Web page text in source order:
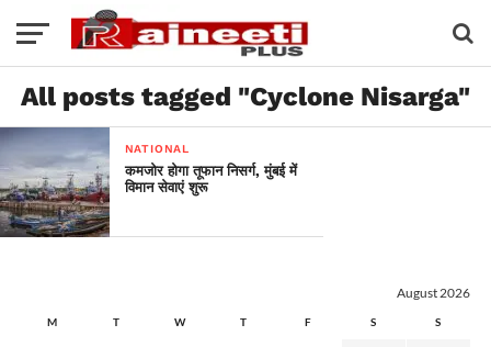
All posts tagged "Cyclone Nisarga"
NATIONAL
कमजोर होगा तूफान निसर्ग, मुंबई में
विमान सेवाएं शुरू
August 2026
M T W T F S S